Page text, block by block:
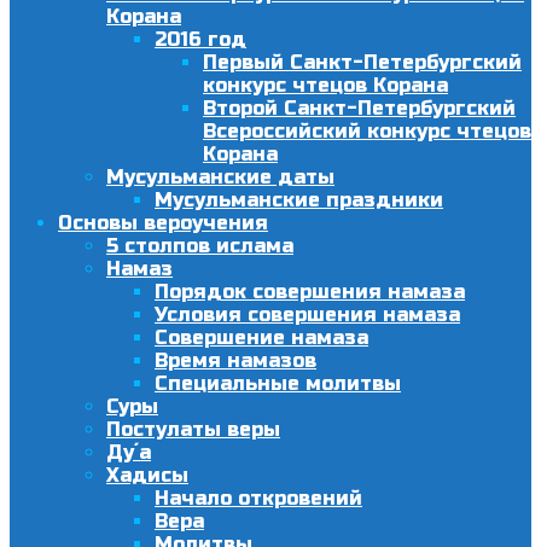
Корана
2016 год
Первый Санкт-Петербургский
конкурс чтецов Корана
Второй Санкт-Петербургский
Всероссийский конкурс чтецов
Корана
Мусульманские даты
Мусульманские праздники
Основы вероучения
5 столпов ислама
Намаз
Порядок совершения намаза
Условия совершения намаза
Совершение намаза
Время намазов
Специальные молитвы
Суры
Постулаты веры
Ду´а
Хадисы
Начало откровений
Вера